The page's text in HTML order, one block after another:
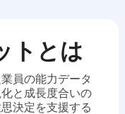
トとは
員の能力データ
と成長度合いの
決定を支援する